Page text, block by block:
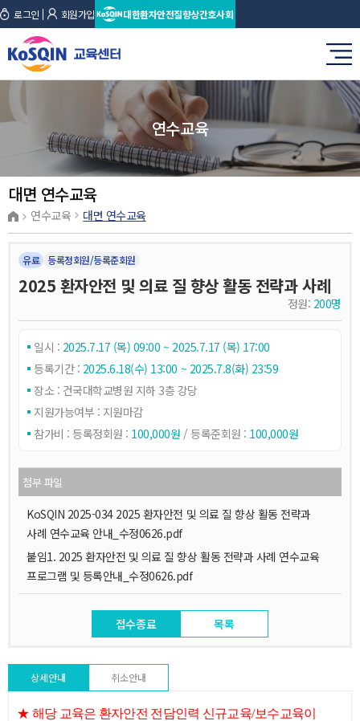
로그인 회원가입 대한환자안전질향상간호사회
연수교육
대면 연수교육
연수교육 대면 연수교육
유료 등록정회원/등록준회원
2025 환자안전 및 의료 질 향상 활동 전략과 사례
정원: 200명
일시 : 2025.7.17 (목) 09:00 ~ 2025.7.17 (목) 17:00
등록기간 : 2025.6.18(수) 13:00 ~ 2025.7.8(화) 23:59
장소 : 건국대학교병원 지하 3층 강당
지원가능여부 : 지원마감
참가비 : 등록정회원 : 100,000원 / 등록준회원 : 100,000원
첨부 파일
KoSQIN 2025-034 2025 환자안전 및 의료 질 향상 활동 전략과
사례 연수교육 안내_수정0626.pdf
붙임1. 2025 환자안전 및 의료 질 향상 활동 전략과 사례 연수교육
프로그램 및 등록안내_수정0626.pdf
접수종료 목록
상세안내 취소안내
★ 해당 교육은 환자안전 전담인력 신규교육/보수교육이